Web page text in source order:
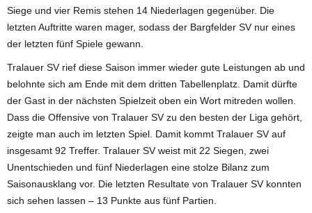
Siege und vier Remis stehen 14 Niederlagen gegenüber. Die
letzten Auftritte waren mager, sodass der Bargfelder SV nur eines
der letzten fünf Spiele gewann.
Tralauer SV rief diese Saison immer wieder gute Leistungen ab und
belohnte sich am Ende mit dem dritten Tabellenplatz. Damit dürfte
der Gast in der nächsten Spielzeit oben ein Wort mitreden wollen.
Dass die Offensive von Tralauer SV zu den besten der Liga gehört,
zeigte man auch im letzten Spiel. Damit kommt Tralauer SV auf
insgesamt 92 Treffer. Tralauer SV weist mit 22 Siegen, zwei
Unentschieden und fünf Niederlagen eine stolze Bilanz zum
Saisonausklang vor. Die letzten Resultate von Tralauer SV konnten
sich sehen lassen – 13 Punkte aus fünf Partien.